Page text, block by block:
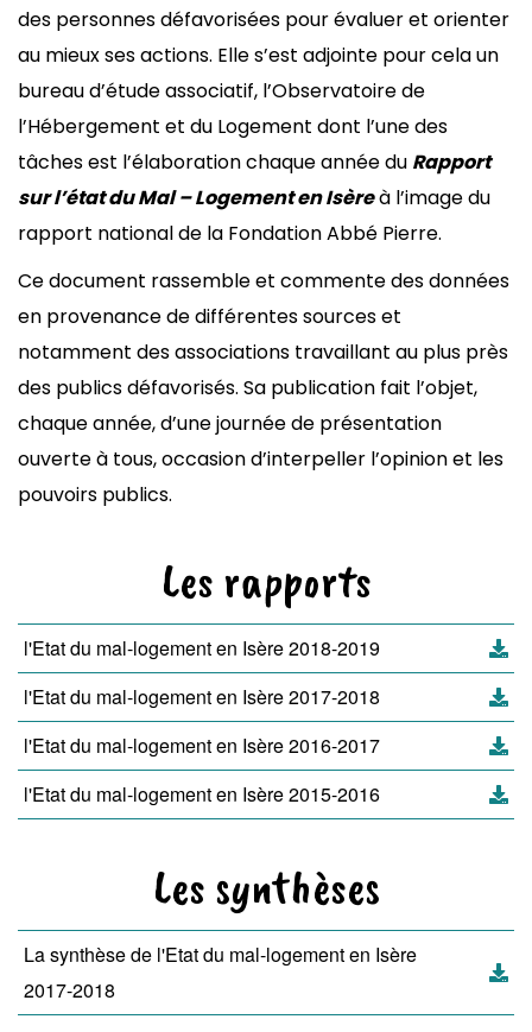
des personnes défavorisées pour évaluer et orienter
au mieux ses actions. Elle s’est adjointe pour cela un
bureau d’étude associatif, l’Observatoire de
l’Hébergement et du Logement dont l’une des
tâches est l’élaboration chaque année du Rapport
sur l’état du Mal – Logement en Isèreà l’image du
rapport national de la Fondation Abbé Pierre.
Ce document rassemble et commente des données
en provenance de différentes sources et
notamment des associations travaillant au plus près
des publics défavorisés. Sa publication fait l’objet,
chaque année, d’une journée de présentation
ouverte à tous, occasion d’interpeller l’opinion et les
pouvoirs publics.
Les rapports
l'Etat du mal-logement en Isère 2018-2019
l'Etat du mal-logement en Isère 2017-2018
l'Etat du mal-logement en Isère 2016-2017
l'Etat du mal-logement en Isère 2015-2016
Les synthèses
La synthèse de l'Etat du mal-logement en Isère
2017-2018